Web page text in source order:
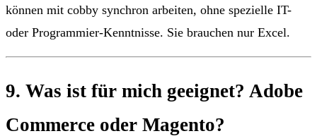
können mit cobby synchron arbeiten, ohne spezielle IT-
oder Programmier-Kenntnisse. Sie brauchen nur Excel.
9. Was ist für mich geeignet? Adobe
Commerce oder Magento?